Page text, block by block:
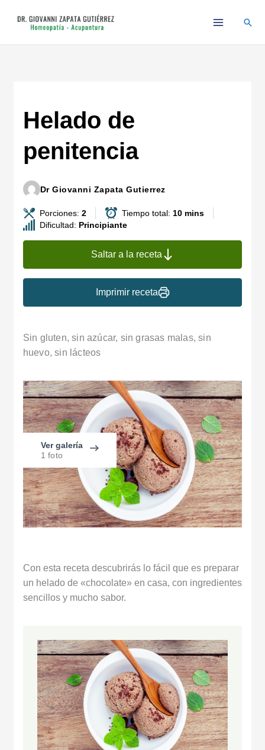
Helado de
penitencia
Dr Giovanni Zapata Gutierrez
Porciones: 2 Tiempo total: 10 mins
Dificultad: Principiante
Saltar a la receta
Imprimir receta
Sin gluten, sin azúcar, sin grasas malas, sin
huevo, sin lácteos
Ver galería
1 foto
Con esta receta descubrirás lo fácil que es preparar
un helado de «chocolate» en casa, con ingredientes
sencillos y mucho sabor.